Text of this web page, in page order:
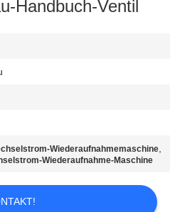
Handbuch-Ventil
Wiederaufnahmemaschine,
Wiederaufnahme-Maschine